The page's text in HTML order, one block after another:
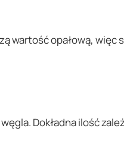
wartość opałową, więc
Dokładna ilość